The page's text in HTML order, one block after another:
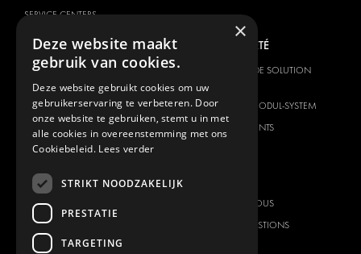
SERVICE CENTERS
MARQUE DU VÉHICULE
CITROËN
DACIA
FORD
IVECO
MAXUS
MERCEDES
NOTRE SOCIÉTÉ
FOURNISSEUR DE SOLUTION
À PROPOS DE MODUL-SYSTEM
TÉLÉCHARGEMENTS
CONTACTEZ-NOUS
FOIRE AUX QUESTIONS
×
Deze website maakt
gebruik van cookies.
Deze website gebruikt cookies om uw
gebruikerservaring te verbeteren. Door
onze website te gebruiken, stemt u in met
alle cookies in overeenstemming met ons
Cookiebeleid. Lees verder
STRIKT NOODZAKELIJK
PRESTATIE
TARGETING